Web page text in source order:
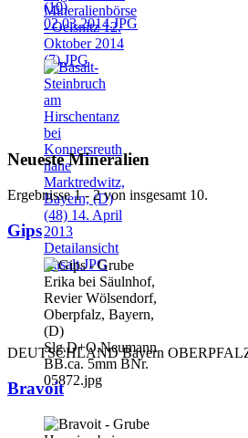
Neueste Mineralien
Ergebnisse 1 - 2 von insgesamt 10.
Gips
DEUTSCHLAND Bayern
Bravoit